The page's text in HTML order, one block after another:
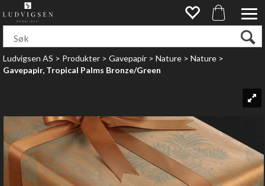
Ludvigsen AS>Produkter>Gavepapir>Nature>Nature>
Gavepapir, Tropical Palms Bronze/Green